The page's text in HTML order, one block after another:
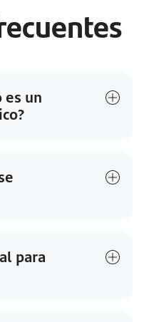
es un
para